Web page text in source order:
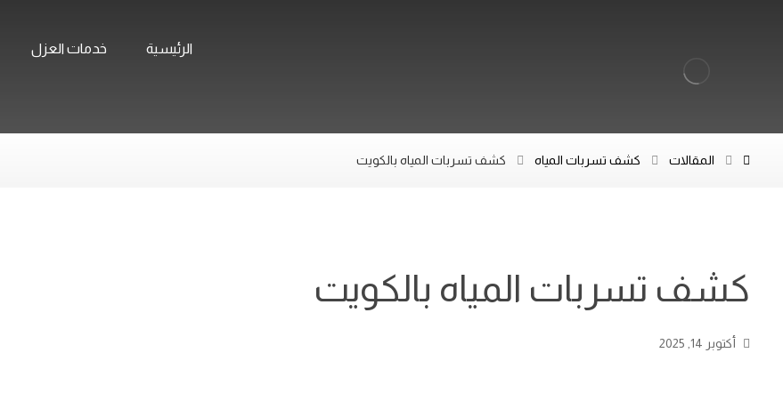
الرئيسية خدمات العزل
المقالات كشف تسربات المياه كشف تسربات المياه بالكويت
كشف تسربات المياه بالكويت
أكتوبر 14, 2025